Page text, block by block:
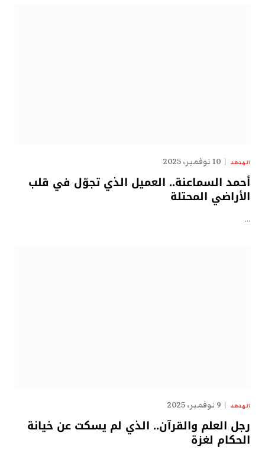
الهدهد 10 نوفمبر، 2025
أحمد السماعنة.. العميل الذي تجوّل في قلب
الأراضي المحتلة
…
الهدهد 9 نوفمبر، 2025
رجل العلم والقرآن.. الذي لم يسكت عن خيانة
الحكام لغزة